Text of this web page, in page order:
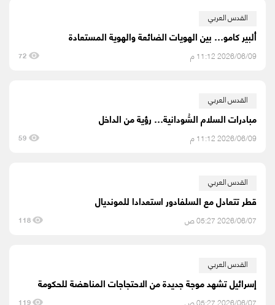
القدس العربي
ألبير كامو… بين الهويات الضائعة والهوية المستعادة
2026/06/09 11:12 م 72
القدس العربي
مبادرات السلام السُّودانية… رؤية من الداخل
2026/06/09 11:12 م 59
القدس العربي
قطر تتعادل مع السلفادور استعدادا للمونديال
2026/06/07 05:27 ص 118
القدس العربي
إسرائيل تشهد موجة جديدة من الاحتجاجات المناهضة للحكومة
119